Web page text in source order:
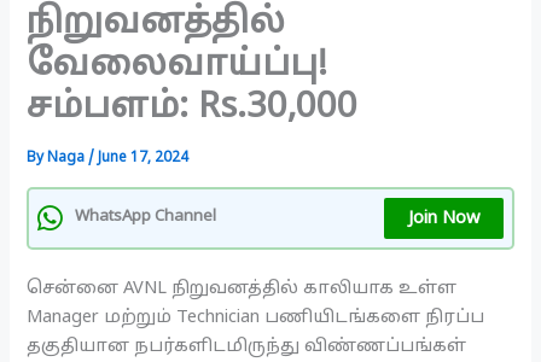
நிறுவனத்தில்
வேலைவாய்ப்பு!
சம்பளம்: Rs.30,000
ByNaga/ June 17, 2024
WhatsApp Channel Join Now
சென்னை AVNL நிறுவனத்தில் காலியாக உள்ள
Manager மற்றும் Technician பணியிடங்களை நிரப்ப
தகுதியான நபர்களிடமிருந்து விண்ணப்பங்கள்